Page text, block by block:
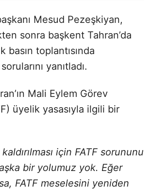
Mesud Pezeşkiyan,
sonra başkent Tahran’da
basın toplantısında
yanıtladı.
Mali Eylem Görev
üyelik yasasıyla ilgili bir
kaldırılması için FATF sorununu
bir yolumuz yok. Eğer
FATF meselesini yeniden